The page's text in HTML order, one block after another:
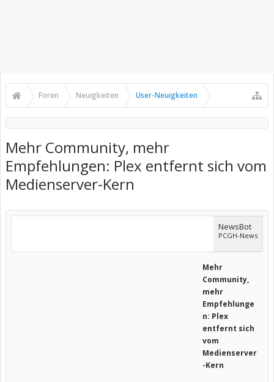
Foren Neuigkeiten User-Neuigkeiten
Mehr Community, mehr
Empfehlungen: Plex entfernt sich vom
Medienserver-Kern
NewsBot
PCGH-News
Mehr
Community,
mehr
Empfehlunge
n: Plex
entfernt sich
vom
Medienserver
-Kern